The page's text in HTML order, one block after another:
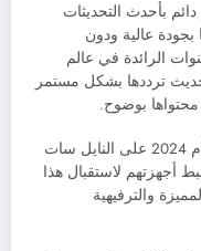
بأحدث التحديثات
بجودة عالية ودون
الرائدة في عالم
ترددها بشكل مستمر
بوضوح.
يُعتبر تردد قناة إم بي سي مصر الجديد لعام 2024 على النايل سات
أجهزتهم لاستقبال هذا
والترفيهية